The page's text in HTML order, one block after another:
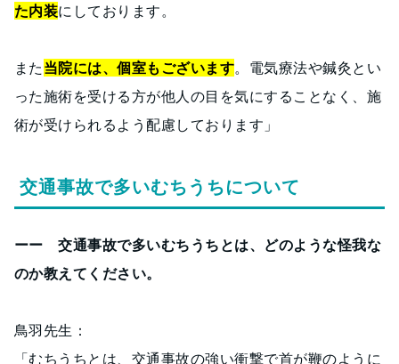
た内装にしております。
また 当院には、個室もございます。電気療法や鍼灸とい
った施術を受ける方が他人の目を気にすることなく、施
術が受けられるよう配慮しております」
交通事故で多いむちうちについて
ーー 交通事故で多いむちうちとは、どのような怪我な
のか教えてください。
鳥羽先生：
「むちうちとは、交通事故の強い衝撃で首が鞭のように